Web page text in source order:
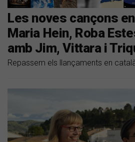
Les noves cançons
Maria Hein, Roba
amb Jim, Vittara i
Repassem els llançaments en